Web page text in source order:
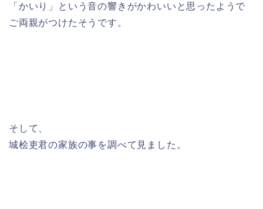
「かいり」という音の響きがかわいいと思ったようで
ご両親がつけたそうです。
そして、
城桧吏君の家族の事を調べて見ました。